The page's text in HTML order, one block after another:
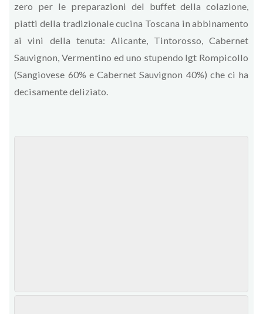
zero per le preparazioni del buffet della colazione,
piatti della tradizionale cucina Toscana in abbinamento
ai vini della tenuta: Alicante, Tintorosso, Cabernet
Sauvignon, Vermentino ed uno stupendo Igt Rompicollo
(Sangiovese 60% e Cabernet Sauvignon 40%) che ci ha
decisamente deliziato.